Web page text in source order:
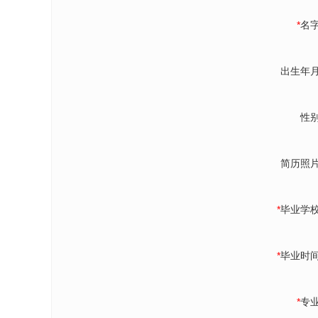
*名
出生年
性
简历照
*毕业学
*毕业时
*专